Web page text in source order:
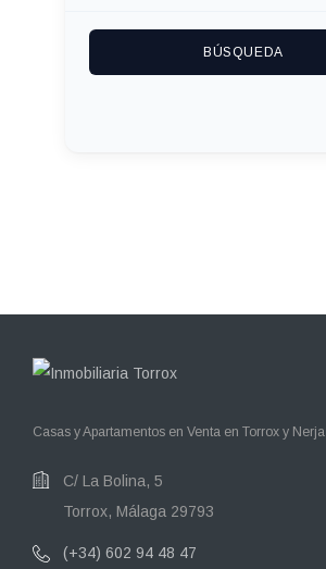
Casas y Apartamentos en Venta en Torrox y Nerja
C/ La Bolina, 5
Torrox, Málaga 29793
(+34) 602 94 48 47